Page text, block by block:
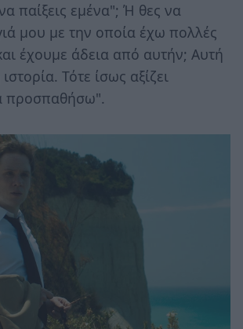
παίξεις εμένα"; ​​Ή θες να
μου με την οποία έχω πολλές
έχουμε άδεια από αυτήν; Αυτή
Τότε ίσως αξίζει
προσπαθήσω".